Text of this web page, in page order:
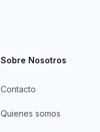
Sobre Nosotros
Contacto
Quienes somos